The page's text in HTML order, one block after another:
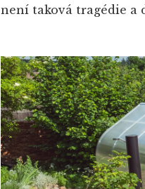
není taková tragédie a